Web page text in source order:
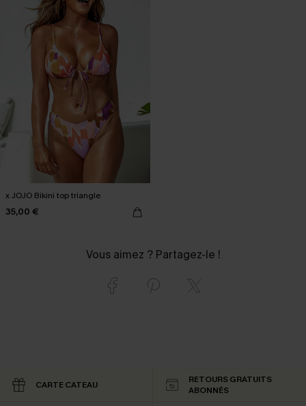
x JOJO Bikini top triangle
35,00 €
Vous aimez ? Partagez-le !
CARTE CATEAU
RETOURS GRATUITS
ABONNÉS